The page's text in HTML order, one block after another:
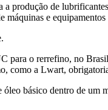
produção de
e
para o rerrefino, no
como a Lwart,
básico dentro de um